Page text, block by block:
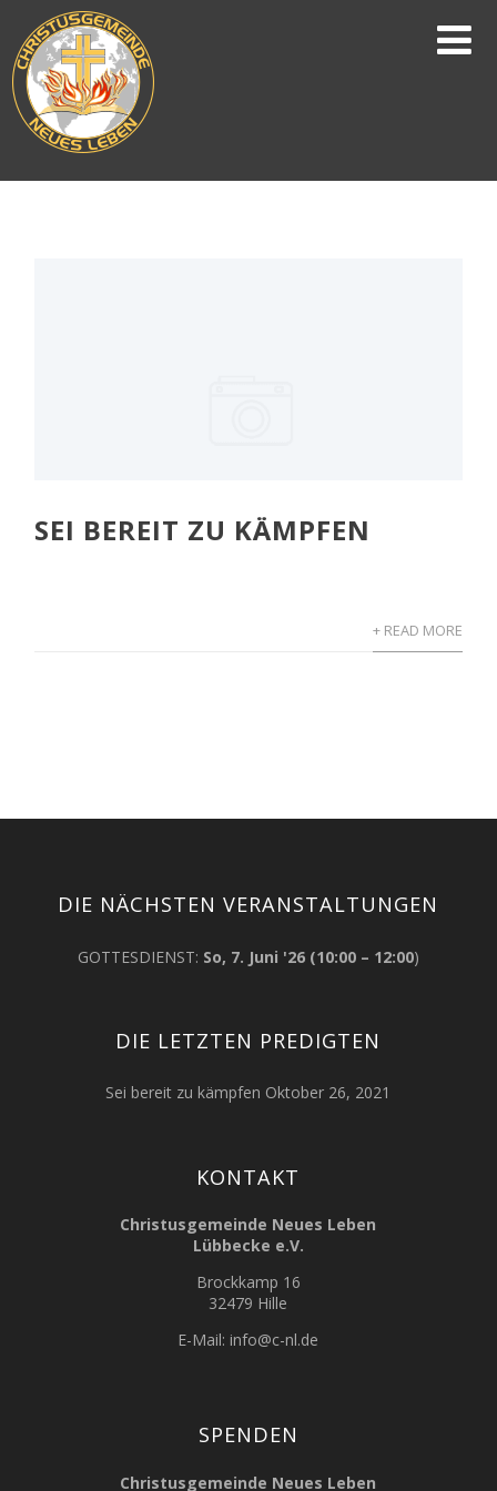
SEI BEREIT ZU KÄMPFEN
+ READ MORE
DIE NÄCHSTEN VERANSTALTUNGEN
GOTTESDIENST: So, 7. Juni '26(10:00 – 12:00)
DIE LETZTEN PREDIGTEN
Sei bereit zu kämpfen Oktober 26, 2021
KONTAKT
Christusgemeinde Neues Leben
Lübbecke e.V.
Brockkamp 16
32479 Hille
E-Mail: info@c-nl.de
SPENDEN
Christusgemeinde Neues Leben